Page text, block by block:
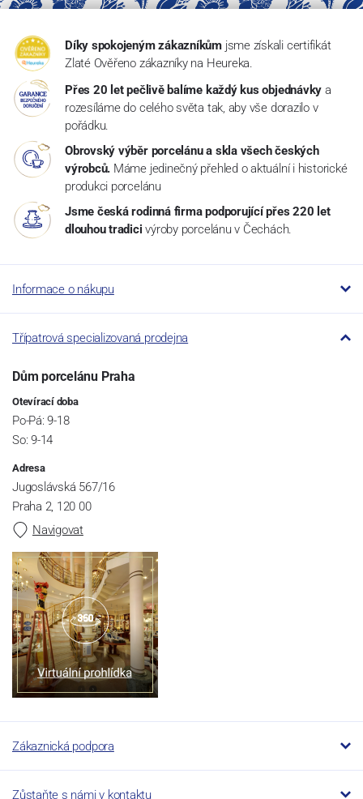
Díky spokojeným zákazníkům jsme získali certifikát
Zlaté Ověřeno zákazníky na Heureka.
Přes 20 let pečlivě balíme každý kus objednávky a
rozesíláme do celého světa tak, aby vše dorazilo v
pořádku.
Obrovský výběr porcelánu a skla všech českých
výrobců. Máme jedinečný přehled o aktuální i historické
produkci porcelánu
Jsme česká rodinná firma podporující přes 220 let
dlouhou tradici výroby porcelánu v Čechách.
Informace o nákupu
Třípatrová specializovaná prodejna
Dům porcelánu Praha
Otevírací doba
Po-Pá: 9-18
So: 9-14
Adresa
Jugoslávská 567/16
Praha 2, 120 00
Navigovat
Zákaznická podpora
Zůstaňte s námi v kontaktu